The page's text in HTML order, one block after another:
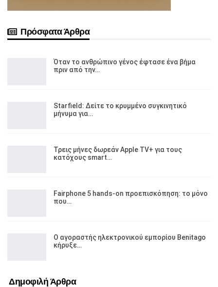
Πρόσφατα Άρθρα
Όταν το ανθρώπινο γένος έφτασε ένα βήμα
πριν από την…
Starfield: Δείτε το κρυμμένο συγκινητικό
μήνυμα για…
Τρεις μήνες δωρεάν Apple TV+ για τους
κατόχους smart…
Fairphone 5 hands-on προεπισκόπηση: το μόνο
που…
Ο αγοραστής ηλεκτρονικού εμπορίου Benitago
κήρυξε…
Δημοφιλή Άρθρα